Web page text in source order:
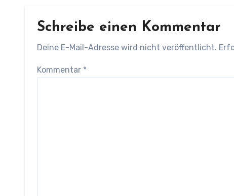
Schreibe einen Kommentar
Deine E-Mail-Adresse wird nicht veröffentlicht.
Kommentar *